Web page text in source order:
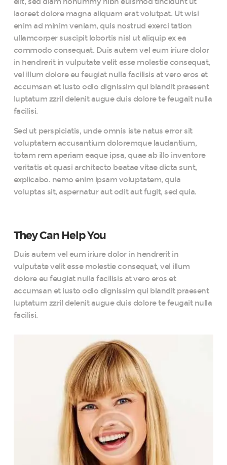
laoreet dolore magna aliquam erat volutpat. Ut wisi
enim ad minim veniam, quis nostrud exerci tation
ullamcorper suscipit lobortis nisl ut aliquip ex ea
commodo consequat. Duis autem vel eum iriure dolor
in hendrerit in vulputate velit esse molestie consequat,
vel illum dolore eu feugiat nulla facilisis at vero eros et
accumsan et iusto odio dignissim qui blandit praesent
luptatum zzril delenit augue duis dolore te feugait nulla
facilisi.
Sed ut perspiciatis, unde omnis iste natus error sit
voluptatem accusantium doloremque laudantium,
totam rem aperiam eaque ipsa, quae ab illo inventore
veritatis et quasi architecto beatae vitae dicta sunt,
explicabo. nemo enim ipsam voluptatem, quia
voluptas sit, aspernatur aut odit aut fugit, sed quia.
They Can Help You
Duis autem vel eum iriure dolor in hendrerit in
vulputate velit esse molestie consequat, vel illum
dolore eu feugiat nulla facilisis at vero eros et
accumsan et iusto odio dignissim qui blandit praesent
luptatum zzril delenit augue duis dolore te feugait nulla
facilisi.